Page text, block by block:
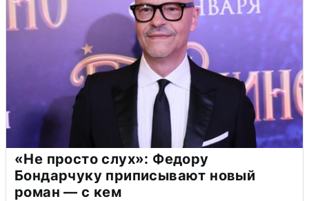
«Не просто слух»: Федору
Бондарчуку приписывают новый
роман — с кем